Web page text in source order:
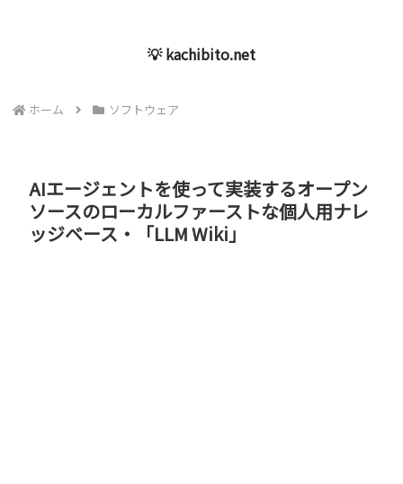
💡 kachibito.net
ホーム ソフトウェア
AIエージェントを使って実装するオープン
ソースのローカルファーストな個人用ナレ
ッジベース・「LLM Wiki」